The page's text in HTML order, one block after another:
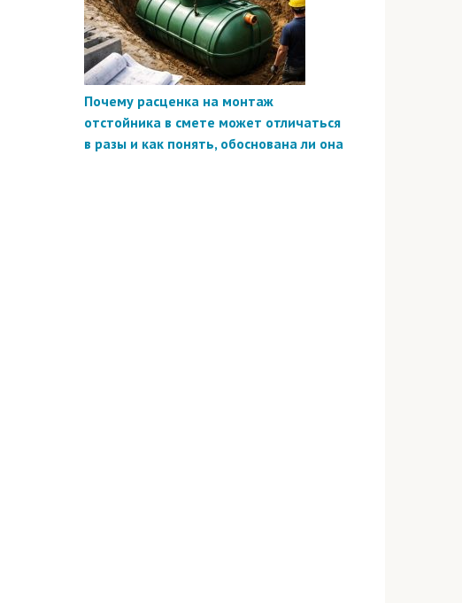
Почему расценка на монтаж
отстойника в смете может отличаться
в разы и как понять, обоснована ли она